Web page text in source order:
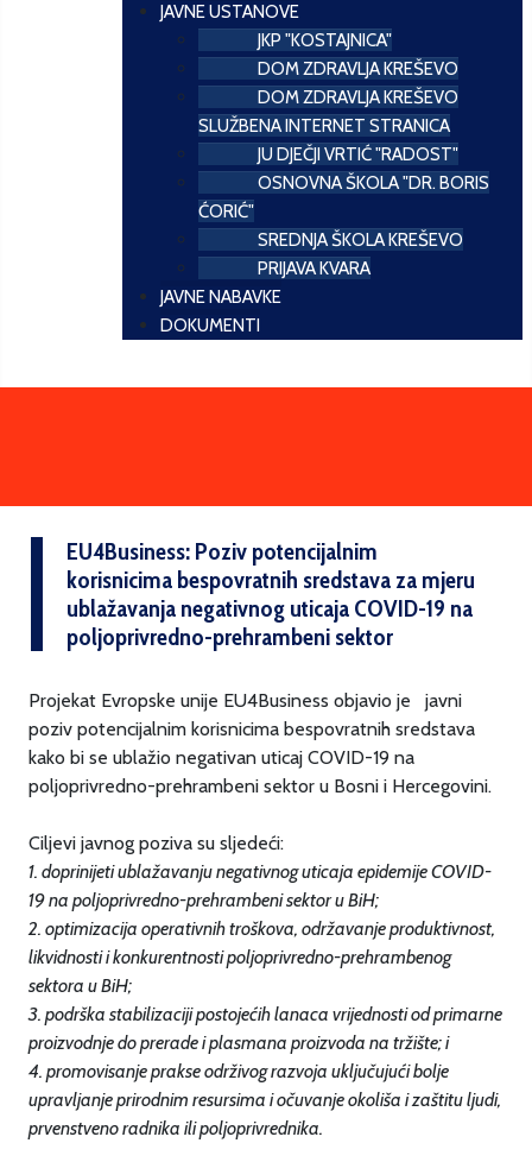
JAVNE USTANOVE
JKP "KOSTAJNICA"
DOM ZDRAVLJA KREŠEVO
DOM ZDRAVLJA KREŠEVO
SLUŽBENA INTERNET STRANICA
JU DJEČJI VRTIĆ "RADOST"
OSNOVNA ŠKOLA "DR. BORIS
ĆORIĆ"
SREDNJA ŠKOLA KREŠEVO
PRIJAVA KVARA
JAVNE NABAVKE
DOKUMENTI
EU4Business: Poziv potencijalnim
korisnicima bespovratnih sredstava za mjeru
ublažavanja negativnog uticaja COVID-19 na
poljoprivredno-prehrambeni sektor
Projekat Evropske unije EU4Business objavio je javni
poziv potencijalnim korisnicima bespovratnih sredstava
kako bi se ublažio negativan uticaj COVID-19 na
poljoprivredno-prehrambeni sektor u Bosni i Hercegovini.
Ciljevi javnog poziva su sljedeći:
1. doprinijeti ublažavanju negativnog uticaja epidemije COVID-
19 na poljoprivredno-prehrambeni sektor u BiH;
2. optimizacija operativnih troškova, održavanje produktivnost,
likvidnosti i konkurentnosti poljoprivredno-prehrambenog
sektora u BiH;
3. podrška stabilizaciji postojećih lanaca vrijednosti od primarne
proizvodnje do prerade i plasmana proizvoda na tržište; i
4. promovisanje prakse održivog razvoja uključujući bolje
upravljanje prirodnim resursima i očuvanje okoliša i zaštitu ljudi,
prvenstveno radnika ili poljoprivrednika.